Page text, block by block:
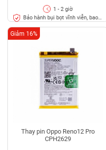
1 - 2 giờ
Bảo hành bụi bọt vĩnh viễn, bao
Thay pin Oppo Reno12 Pro
CPH2629
Giảm 16%